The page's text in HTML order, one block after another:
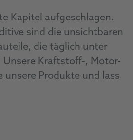
Kapitel aufgeschlagen.
sind die unsichtbaren
die täglich unter
Kraftstoff-, Motor-
Produkte und lass